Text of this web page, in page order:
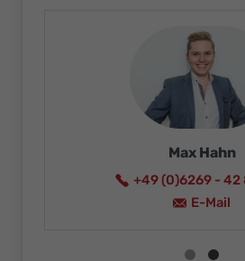
Max Hahn
+49 (0)6269 - 42
E-Mail